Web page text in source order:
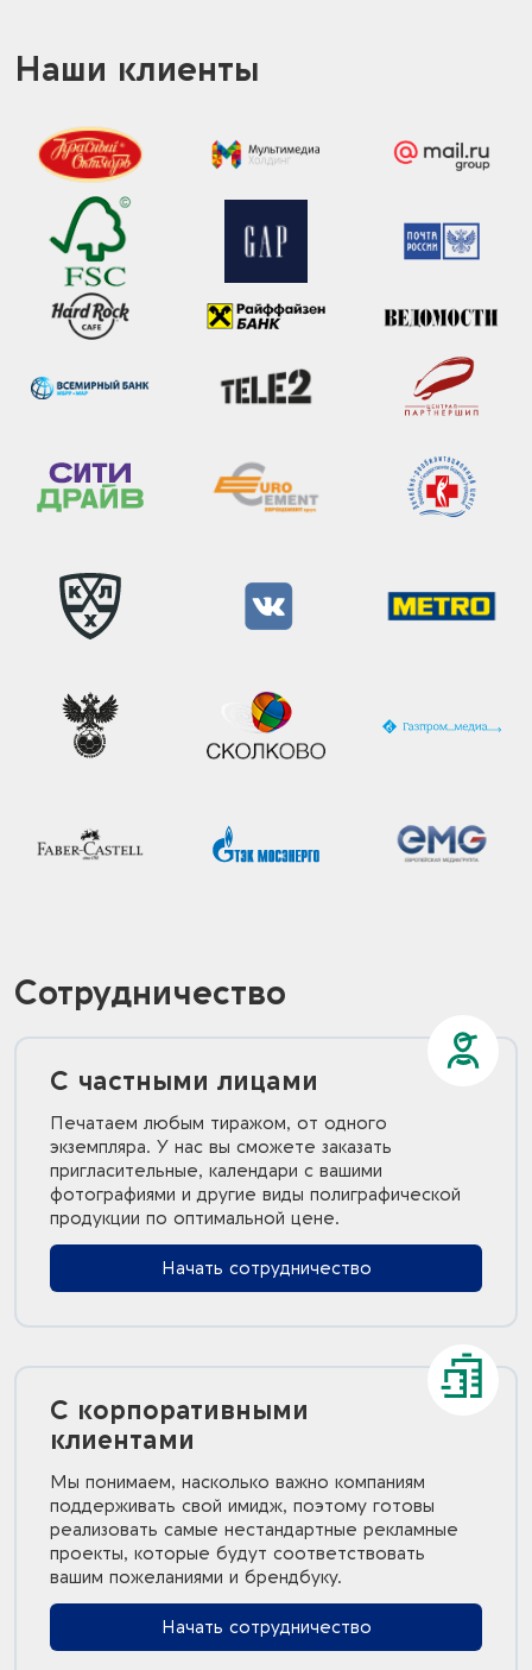
Наши клиенты
Сотрудничество
С частными лицами
Печатаем любым тиражом, от одного
экземпляра. У нас вы сможете заказать
пригласительные, календари с вашими
фотографиями и другие виды полиграфической
продукции по оптимальной цене.
Начать сотрудничество
С корпоративными
клиентами
Мы понимаем, насколько важно компаниям
поддерживать свой имидж, поэтому готовы
реализовать самые нестандартные рекламные
проекты, которые будут соответствовать
вашим пожеланиями и брендбуку.
Начать сотрудничество